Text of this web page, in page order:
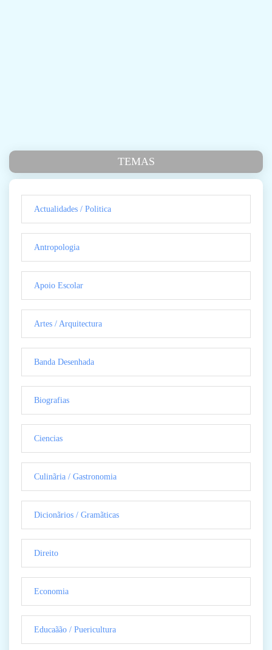
TEMAS
Actualidades / Politica
Antropologia
Apoio Escolar
Artes / Arquitectura
Banda Desenhada
Biografias
Ciencias
Culinãria / Gastronomia
Dicionãrios / Gramãticas
Direito
Economia
Educaãão / Puericultura